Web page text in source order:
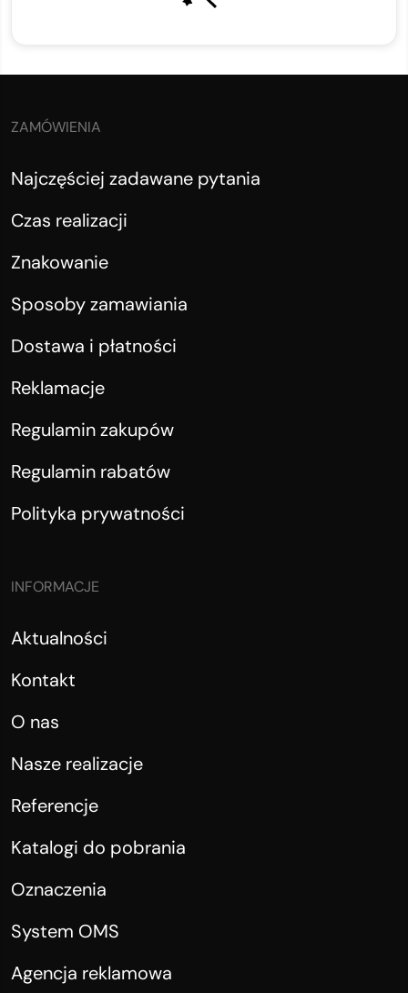
ZAMÓWIENIA
Najczęściej zadawane pytania
Czas realizacji
Znakowanie
Sposoby zamawiania
Dostawa i płatności
Reklamacje
Regulamin zakupów
Regulamin rabatów
Polityka prywatności
INFORMACJE
Aktualności
Kontakt
O nas
Nasze realizacje
Referencje
Katalogi do pobrania
Oznaczenia
System OMS
Agencja reklamowa